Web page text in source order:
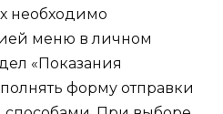
необходимо
меню в личном
«Показания
форму отправки